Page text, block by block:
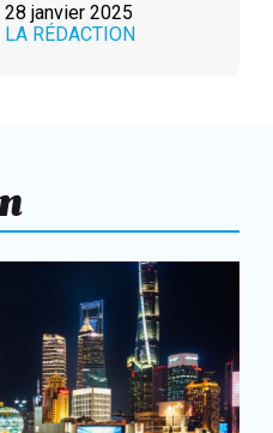
janvier 2025
LA RÉDACTION